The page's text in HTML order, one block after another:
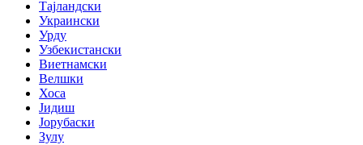
Тајландски
Украински
Урду
Узбекистански
Виетнамски
Велшки
Хоса
Јидиш
Јорубаски
Зулу